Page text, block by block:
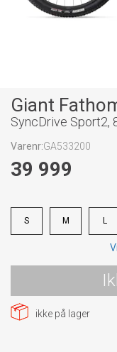
Giant
SyncDrive Sport2,
Varenr:GA533200
39 999
S M L
ikke på lager